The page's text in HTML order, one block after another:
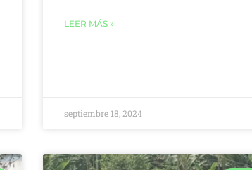
LEER MÁS »
septiembre 18, 2024